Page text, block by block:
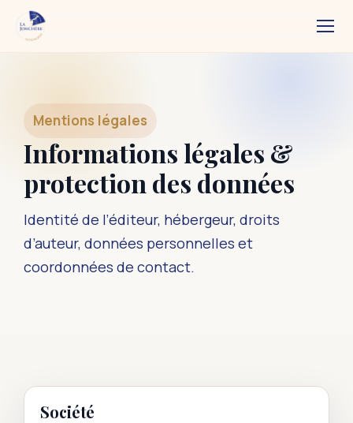
Mentions légales
Informations légales &
protection des données
Identité de l’éditeur, hébergeur, droits
d’auteur, données personnelles et
coordonnées de contact.
Société